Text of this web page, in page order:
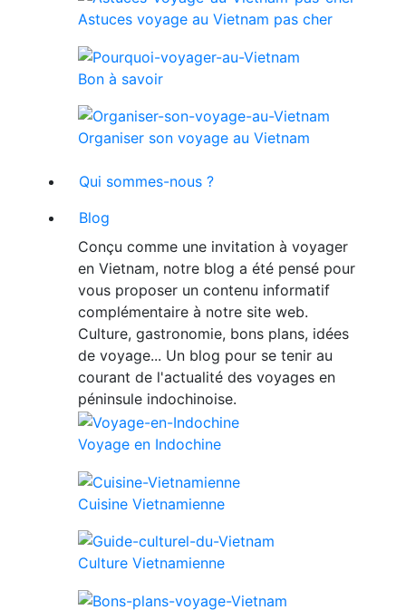
Astuces voyage au Vietnam pas cher
Bon à savoir
Organiser son voyage au Vietnam
Qui sommes-nous ?
Blog
Conçu comme une invitation à voyager
en Vietnam, notre blog a été pensé pour
vous proposer un contenu informatif
complémentaire à notre site web.
Culture, gastronomie, bons plans, idées
de voyage... Un blog pour se tenir au
courant de l'actualité des voyages en
péninsule indochinoise.
Voyage en Indochine
Cuisine Vietnamienne
Culture Vietnamienne